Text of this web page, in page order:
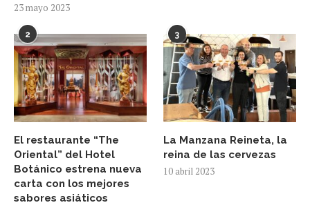
23 mayo 2023
2
El restaurante “The
Oriental” del Hotel
Botánico estrena nueva
carta con los mejores
sabores asiáticos
3
La Manzana Reineta, la
reina de las cervezas
10 abril 2023